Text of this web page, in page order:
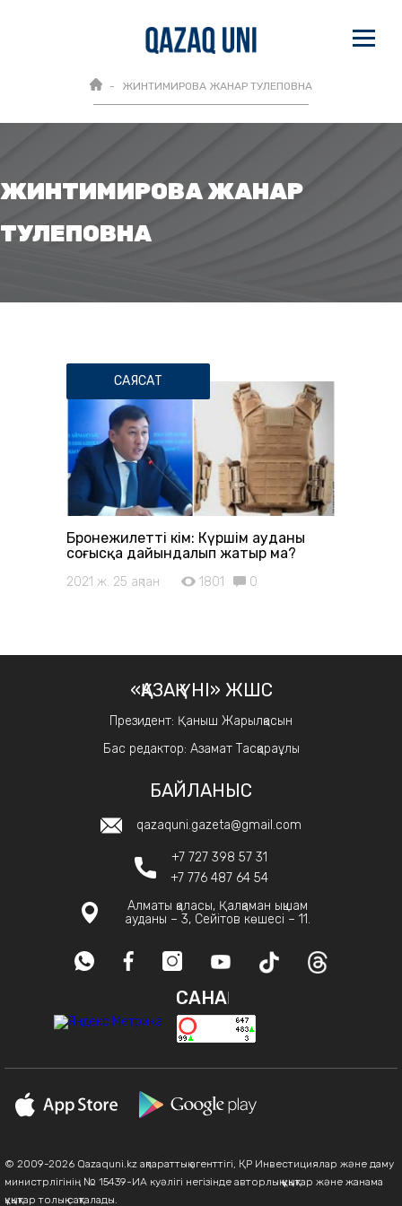
ЖИНТИМИРОВА ЖАНАР ТУЛЕПОВНА
ЖИНТИМИРОВА ЖАНАР
ТУЛЕПОВНА
САЯСАТ
Бронежилетті әкім: Күршім ауданы
соғысқа дайындалып жатыр ма?
2021 ж. 25 ақпан 1801 0
«ҚАЗАҚ ҮНІ» ЖШС
Президент: Қаныш Жарылқасын
Бас редактор: Азамат Тасқараұлы
БАЙЛАНЫС
qazaquni.gazeta@gmail.com
+7 727 398 57 31
+7 776 487 64 54
Алматы қаласы, Қалқаман ықшам
ауданы – 3, Сейітов көшесі – 11.
САНАҚ
© 2009-2026 Qazaquni.kz ақпараттық агенттігі, ҚР Инвестициялар және даму
министрлігінің № 15439-ИА куәлігі негізінде авторлық құқықтар және жанама
құқықтар толық сақталады.